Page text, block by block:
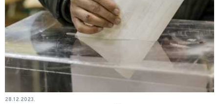
28.12.2023.